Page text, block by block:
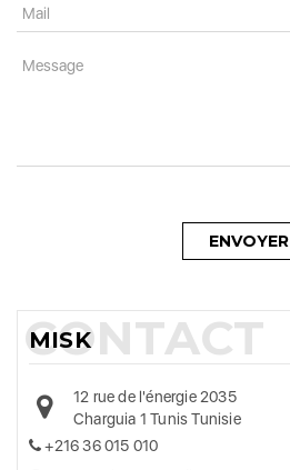
ENVOYER
MISK
12 rue de l'énergie 2035
Charguia 1 Tunis Tunisie
+216 36 015 010